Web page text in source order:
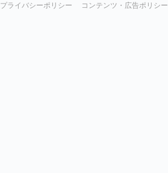
プライバシーポリシー コンテンツ・広告ポリシー